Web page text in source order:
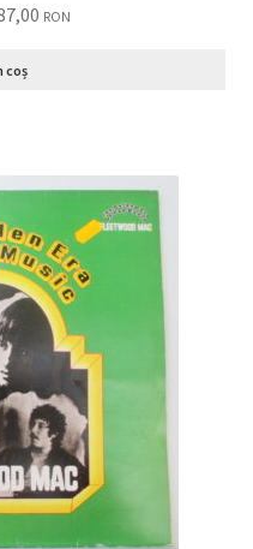
RON
coș